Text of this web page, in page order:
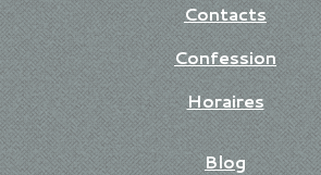
Contacts
Confession
Horaires
Blog